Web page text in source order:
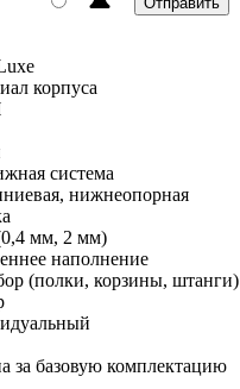
корпуса
система
нижнеопорная
мм, 2 мм)
наполнение
(полки, корзины, штанги)
за базовую комплектацию